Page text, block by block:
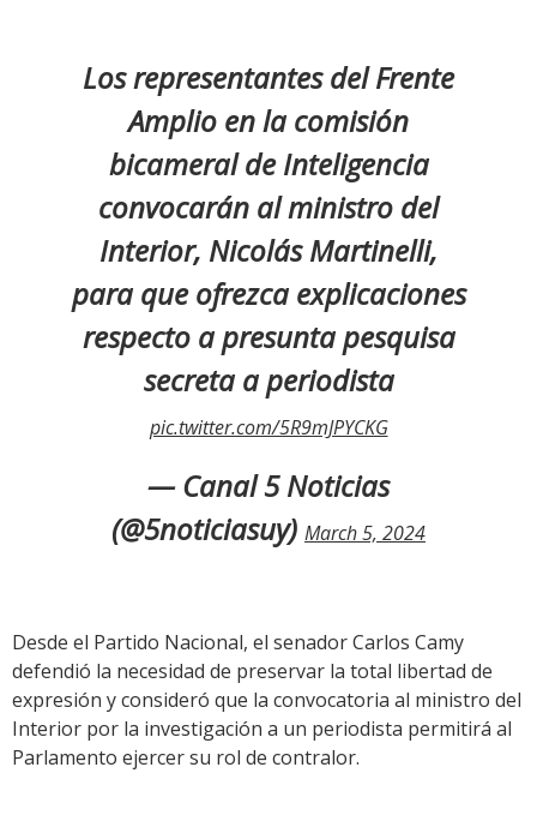
Los representantes del Frente
Amplio en la comisión
bicameral de Inteligencia
convocarán al ministro del
Interior, Nicolás Martinelli,
para que ofrezca explicaciones
respecto a presunta pesquisa
secreta a periodista
pic.twitter.com/5R9mJPYCKG
— Canal 5 Noticias
(@5noticiasuy) March 5, 2024
Desde el Partido Nacional, el senador Carlos Camy
defendió la necesidad de preservar la total libertad de
expresión y consideró que la convocatoria al ministro del
Interior por la investigación a un periodista permitirá al
Parlamento ejercer su rol de contralor.